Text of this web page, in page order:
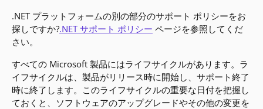
.NET プラットフォームの別の部分のサポート ポリシーをお
探しですか?.NET サポート ポリシー ページを参照してくだ
さい。
すべての Microsoft 製品にはライフサイクルがあります。ラ
イフサイクルは、製品がリリース時に開始し、サポート終了
時に終了します。このライフサイクルの重要な日付を把握し
ておくと、ソフトウェアのアップグレードやその他の変更を